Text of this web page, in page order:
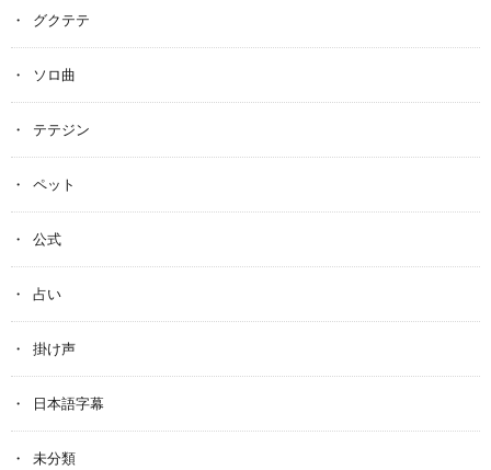
グクテテ
ソロ曲
テテジン
ペット
公式
占い
掛け声
日本語字幕
未分類